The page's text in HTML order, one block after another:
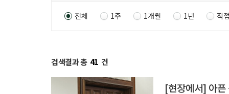
전체 1주 1개월 1년 직
검색결과 총 41 건
[현장에서] 아픈